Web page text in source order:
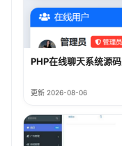
PHP在线聊天系统源
更新 2026-08-06